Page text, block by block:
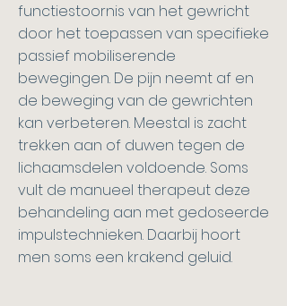
functiestoornis van het gewricht
door het toepassen van specifieke
passief mobiliserende
bewegingen. De pijn neemt af en
de beweging van de gewrichten
kan verbeteren. Meestal is zacht
trekken aan of duwen tegen de
lichaamsdelen voldoende. Soms
vult de manueel therapeut deze
behandeling aan met gedoseerde
impulstechnieken. Daarbij hoort
men soms een krakend geluid.